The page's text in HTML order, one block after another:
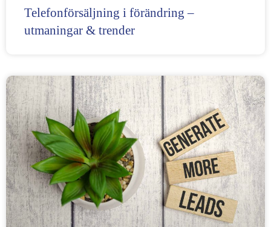
Telefonförsäljning i förändring –
utmaningar & trender